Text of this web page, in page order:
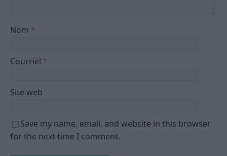
Nom *
Courriel *
Site web
Save my name, email, and website in this browser
for the next time I comment.